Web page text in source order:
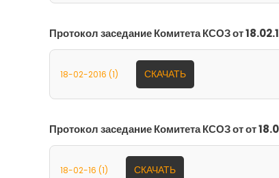
Протокол заседание Комитета КСОЗ от
18-02-2016 (1) СКАЧАТЬ
Протокол заседание Комитета КСОЗ от от
18-02-16 (1) СКАЧАТЬ